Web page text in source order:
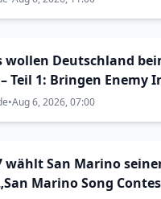
wollen Deutschland
Teil 1: Bringen Enemy
•Aug 6, 2026, 07:00
wählt San Marino
Marino Song